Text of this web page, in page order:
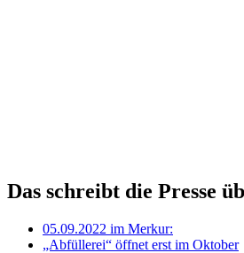
Das schreibt die Presse
05.09.2022 im Merkur:
„Abfüllerei“ öffnet erst im Oktober